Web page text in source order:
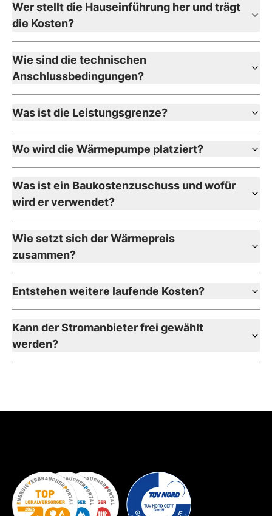
Wer stellt die Hauseinführung her und trägt
die Kosten?
Wie sind die technischen
Anschlussbedingungen?
Was ist die Leistungsgrenze?
Wo wird die Wärmepumpe platziert?
Was ist ein Baukostenzuschuss und wofür
wird er verwendet?
Wie setzt sich der Wärmepreis
zusammen?
Entstehen weitere laufende Kosten?
Kann der Stromanbieter frei gewählt
werden?